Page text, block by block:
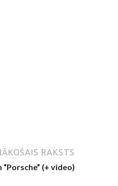
RAKSTS
“Porsche” (+ video)